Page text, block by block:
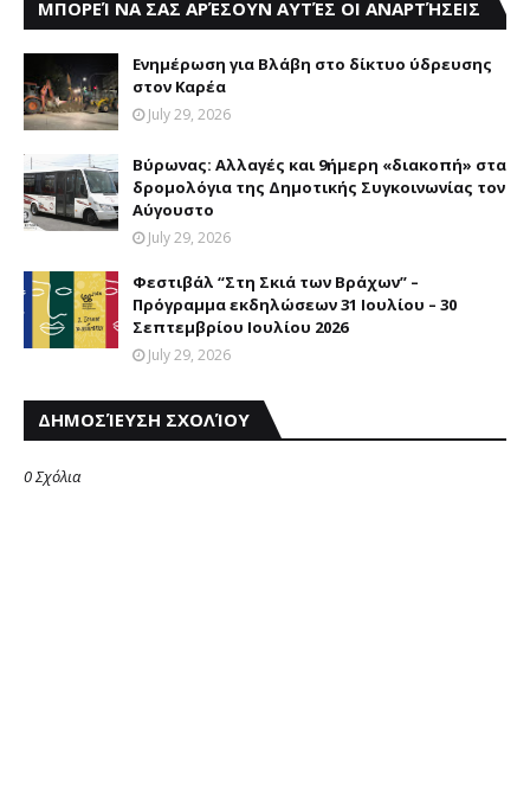
ΜΠΟΡΕΊ ΝΑ ΣΑΣ ΑΡΈΣΟΥΝ ΑΥΤΈΣ ΟΙ ΑΝΑΡΤΉΣΕΙΣ
Eνημέρωση για Bλάβη στο δίκτυο ύδρευσης
στον Kαρέα
July 29, 2026
Βύρωνας: Αλλαγές και 9ήμερη «διακοπή» στα
δρομολόγια της Δημοτικής Συγκοινωνίας τον
Αύγουστο
July 29, 2026
Φεστιβάλ “Στη Σκιά των Βράχων” –
Πρόγραμμα εκδηλώσεων 31 Ιουλίου – 30
Σεπτεμβρίου Ιουλίου 2026
July 29, 2026
ΔΗΜΟΣΊΕΥΣΗ ΣΧΟΛΊΟΥ
0 Σχόλια